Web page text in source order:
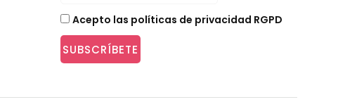
Acepto las políticas de privacidad RGPD
SUBSCRÍBETE